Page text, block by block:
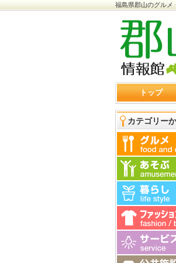
福島県郡山のグルメ
トップ
カテゴリー